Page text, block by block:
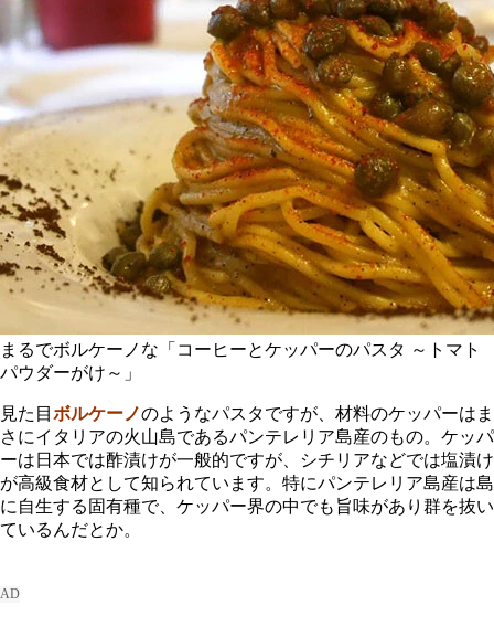
まるでボルケーノな「コーヒーとケッパーのパスタ ～トマト
パウダーがけ～」
見た目 ボルケーノのようなパスタですが、材料のケッパーはま
さにイタリアの火山島であるパンテレリア島産のもの。ケッパ
ーは日本では酢漬けが一般的ですが、シチリアなどでは塩漬け
が高級食材として知られています。特にパンテレリア島産は島
に自生する固有種で、ケッパー界の中でも旨味があり群を抜い
ているんだとか。